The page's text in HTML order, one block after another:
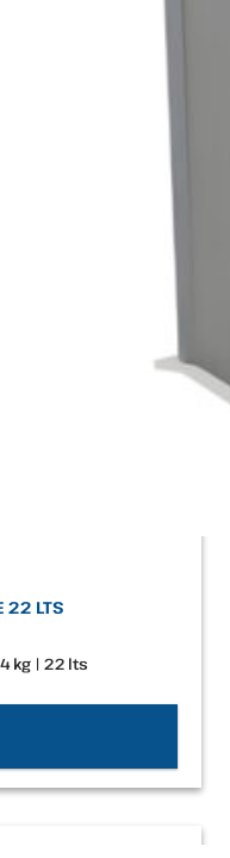
22 LTS
kg | 22 lts